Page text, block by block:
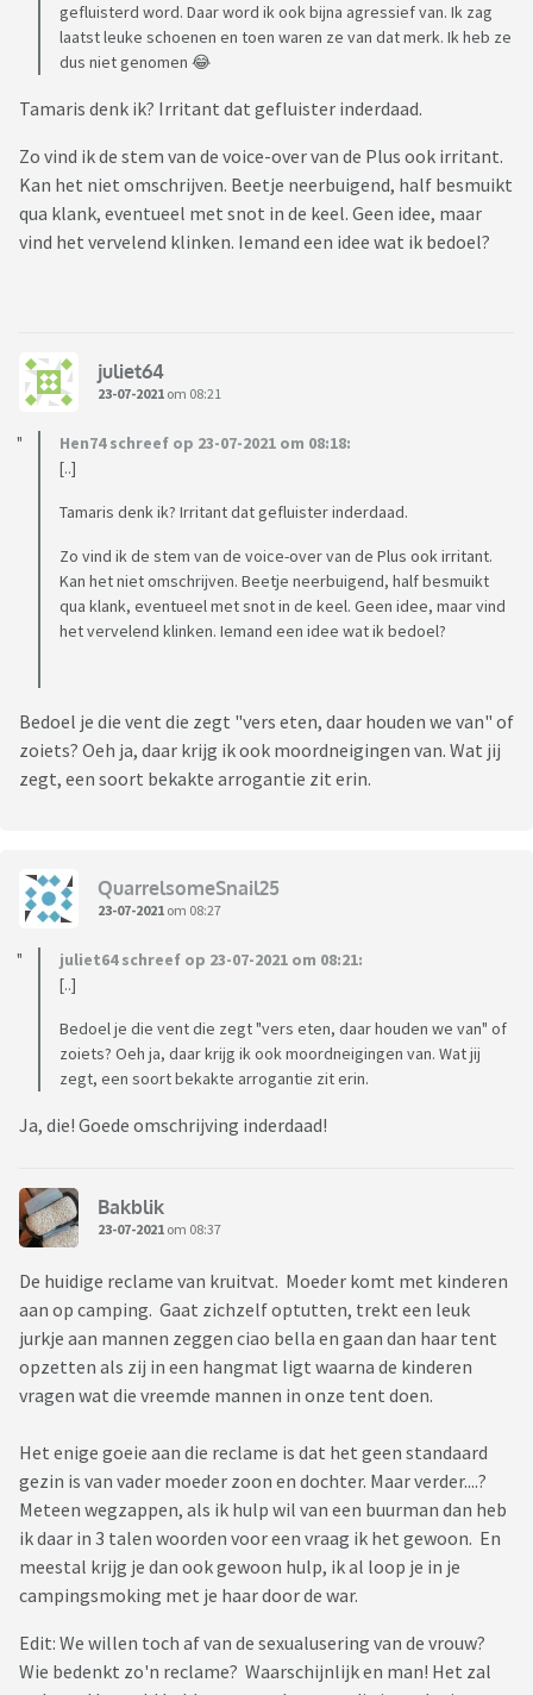
gefluisterd word. Daar word ik ook bijna agressief van. Ik zag
laatst leuke schoenen en toen waren ze van dat merk. Ik heb ze
dus niet genomen 😂
Tamaris denk ik? Irritant dat gefluister inderdaad.
Zo vind ik de stem van de voice-over van de Plus ook irritant.
Kan het niet omschrijven. Beetje neerbuigend, half besmuikt
qua klank, eventueel met snot in de keel. Geen idee, maar
vind het vervelend klinken. Iemand een idee wat ik bedoel?
juliet64
23-07-2021 om 08:21
Hen74 schreef op 23-07-2021 om 08:18:
[..]
Tamaris denk ik? Irritant dat gefluister inderdaad.
Zo vind ik de stem van de voice-over van de Plus ook irritant.
Kan het niet omschrijven. Beetje neerbuigend, half besmuikt
qua klank, eventueel met snot in de keel. Geen idee, maar vind
het vervelend klinken. Iemand een idee wat ik bedoel?
Bedoel je die vent die zegt "vers eten, daar houden we van" of
zoiets? Oeh ja, daar krijg ik ook moordneigingen van. Wat jij
zegt, een soort bekakte arrogantie zit erin.
QuarrelsomeSnail25
23-07-2021 om 08:27
juliet64 schreef op 23-07-2021 om 08:21:
[..]
Bedoel je die vent die zegt "vers eten, daar houden we van" of
zoiets? Oeh ja, daar krijg ik ook moordneigingen van. Wat jij
zegt, een soort bekakte arrogantie zit erin.
Ja, die! Goede omschrijving inderdaad!
Bakblik
23-07-2021 om 08:37
De huidige reclame van kruitvat. Moeder komt met kinderen
aan op camping. Gaat zichzelf optutten, trekt een leuk
jurkje aan mannen zeggen ciao bella en gaan dan haar tent
opzetten als zij in een hangmat ligt waarna de kinderen
vragen wat die vreemde mannen in onze tent doen.
Het enige goeie aan die reclame is dat het geen standaard
gezin is van vader moeder zoon en dochter. Maar verder....?
Meteen wegzappen, als ik hulp wil van een buurman dan heb
ik daar in 3 talen woorden voor een vraag ik het gewoon. En
meestal krijg je dan ook gewoon hulp, ik al loop je in je
campingsmoking met je haar door de war.
Edit: We willen toch af van de sexualusering van de vrouw?
Wie bedenkt zo'n reclame? Waarschijnlijk en man! Het zal